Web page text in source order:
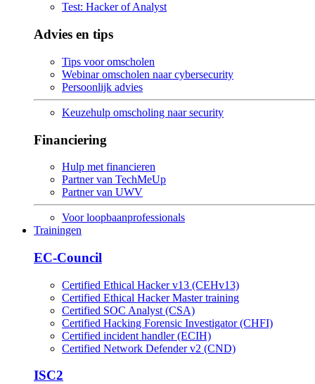
Test: Hacker of Analyst
Advies en tips
Tips voor omscholen
Webinar omscholen naar cybersecurity
Persoonlijk advies
Keuzehulp omscholing naar security
Financiering
Hulp met financieren
Partner van TechMeUp
Partner van UWV
Voor loopbaanprofessionals
Trainingen
EC-Council
Certified Ethical Hacker v13 (CEHv13)
Certified Ethical Hacker Master training
Certified SOC Analyst (CSA)
Certified Hacking Forensic Investigator (CHFI)
Certified incident handler (ECIH)
Certified Network Defender v2 (CND)
ISC2